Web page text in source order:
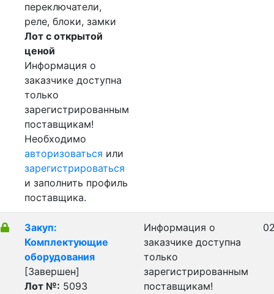
переключатели,
реле, блоки, замки
Лот с открытой
ценой
Информация о
заказчике доступна
только
зарегистрированным
поставщикам!
Необходимо
авторизоваться или
зарегистрироваться
и заполнить профиль
поставщика.
Закуп:
Комплектующие
оборудования
[Завершен]
Лот №: 5093
Информация о
заказчике доступна
только
зарегистрированным
поставщикам!